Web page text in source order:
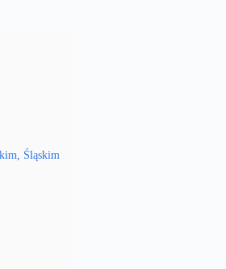
Śląskim